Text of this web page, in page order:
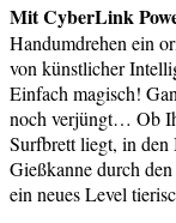
Mit CyberLink
Handumdrehen ein
von künstlicher
Einfach magisch!
noch verjüngt… Ob
Surfbrett liegt, in den
Gießkanne durch
ein neues Level